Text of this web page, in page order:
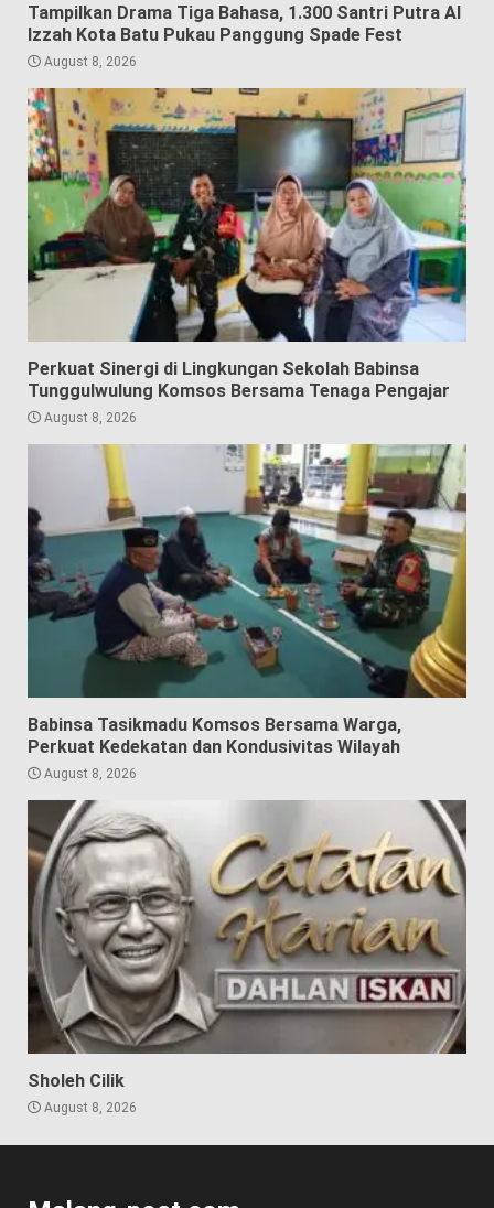
Tampilkan Drama Tiga Bahasa, 1.300 Santri Putra Al
Izzah Kota Batu Pukau Panggung Spade Fest
August 8, 2026
Perkuat Sinergi di Lingkungan Sekolah Babinsa
Tunggulwulung Komsos Bersama Tenaga Pengajar
August 8, 2026
Babinsa Tasikmadu Komsos Bersama Warga,
Perkuat Kedekatan dan Kondusivitas Wilayah
August 8, 2026
Sholeh Cilik
August 8, 2026